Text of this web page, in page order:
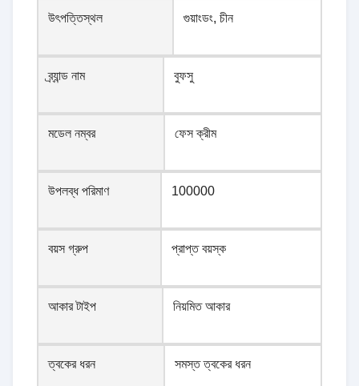
উৎপত্তিস্থল গুয়াংডং, চীন
ব্র্যান্ড নাম বুফসু
মডেল নম্বর ফেস ক্রীম
উপলব্ধ পরিমাণ 100000
বয়স গ্রুপ প্রাপ্ত বয়স্ক
আকার টাইপ নিয়মিত আকার
ত্বকের ধরন সমস্ত ত্বকের ধরন